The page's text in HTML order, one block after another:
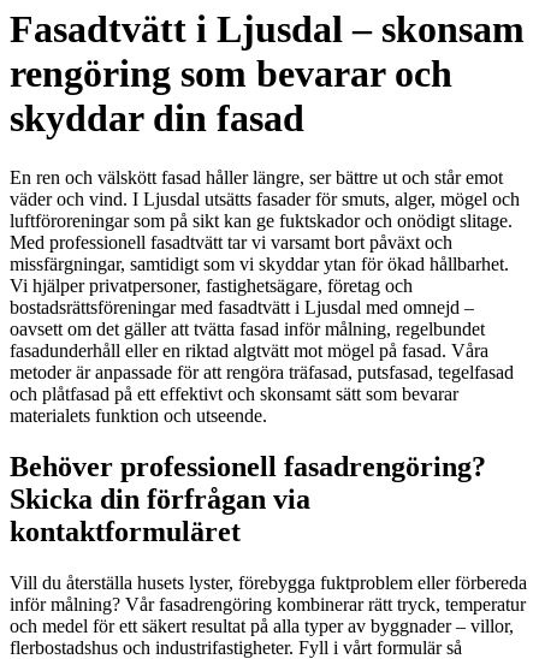
Fasadtvätt i Ljusdal – skonsam
rengöring som bevarar och
skyddar din fasad
En ren och välskött fasad håller längre, ser bättre ut och står emot
väder och vind. I Ljusdal utsätts fasader för smuts, alger, mögel och
luftföroreningar som på sikt kan ge fuktskador och onödigt slitage.
Med professionell fasadtvätt tar vi varsamt bort påväxt och
missfärgningar, samtidigt som vi skyddar ytan för ökad hållbarhet.
Vi hjälper privatpersoner, fastighetsägare, företag och
bostadsrättsföreningar med fasadtvätt i Ljusdal med omnejd –
oavsett om det gäller att tvätta fasad inför målning, regelbundet
fasadunderhåll eller en riktad algtvätt mot mögel på fasad. Våra
metoder är anpassade för att rengöra träfasad, putsfasad, tegelfasad
och plåtfasad på ett effektivt och skonsamt sätt som bevarar
materialets funktion och utseende.
Behöver professionell fasadrengöring?
Skicka din förfrågan via
kontaktformuläret
Vill du återställa husets lyster, förebygga fuktproblem eller förbereda
inför målning? Vår fasadrengöring kombinerar rätt tryck, temperatur
och medel för ett säkert resultat på alla typer av byggnader – villor,
flerbostadshus och industrifastigheter. Fyll i vårt formulär så